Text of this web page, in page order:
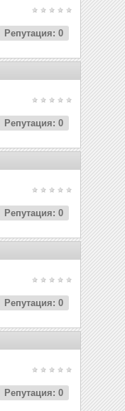
Репутация: 0
Репутация: 0
Репутация: 0
Репутация: 0
Репутация: 0